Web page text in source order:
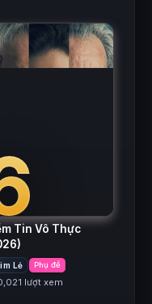
Tin Vô Thực
Lẻ Phụ đề
lượt xem